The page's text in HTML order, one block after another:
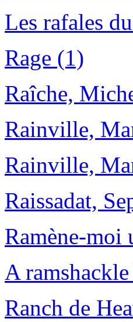
Les rafales
Rage (1)
Raîche,
Rainville,
Rainville,
Raissadat,
Ramène-moi
A
Ranch de